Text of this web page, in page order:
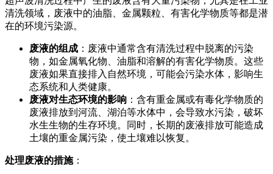
清洗领域，废液中的油脂、金属颗粒、有害化学物质等都是潜
在的环境污染源。
废液的组成 ：废液中通常含有清洗过程中脱离的污染
物，如金属氧化物、油脂和溶解的有害化学物质。这些
废液如果直接排入自然环境，可能会污染水体，影响生
态系统和人类健康。
废液对生态环境的影响 ：含有重金属或有毒化学物质的
废液排放到河流、湖泊等水体中，会导致水污染，破坏
水生生物的生存环境。同时，长期的废液排放可能造成
土壤的重金属污染，使土壤难以恢复。
处理废液的措施：